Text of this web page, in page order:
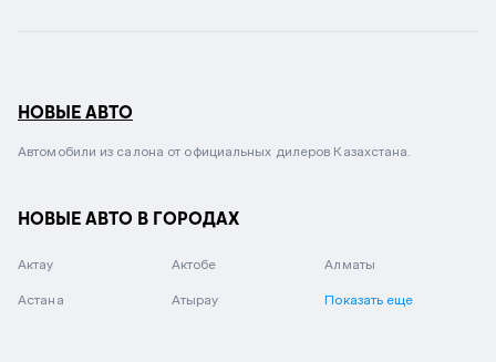
НОВЫЕ АВТО
Автомобили из салона от официальных дилеров Казахстана.
НОВЫЕ АВТО В ГОРОДАХ
Актау Актобе Алматы
Астана Атырау Показать еще